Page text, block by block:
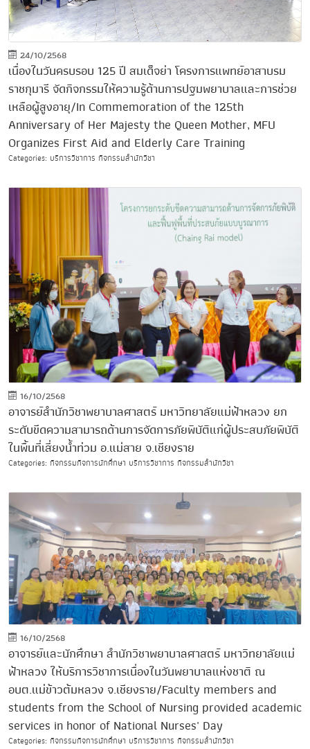
24/10/2568
เนื่องในวันครบรอบ 125 ปี สมเด็จย่า โครงการแพทย์อาสาบรม
ราชกุมารี จัดกิจกรรมให้ความรู้ด้านการปฐมพยาบาลและการช่วย
เหลือผู้สูงอายุ/In Commemoration of the 125th
Anniversary of Her Majesty the Queen Mother, MFU
Organizes First Aid and Elderly Care Training
Categories: บริการวิชาการ กิจกรรมสำนักวิชา
16/10/2568
อาจารย์สำนักวิชาพยาบาลศาสตร์ มหาวิทยาลัยแม่ฟ้าหลวง ยก
ระดับขีดความสามารถด้านการจัดการภัยพิบัติแก่ผู้ประสบภัยพิบัติ
ในพื้นที่เสี่ยงน้ำท่วม อ.แม่สาย จ.เชียงราย
Categories: กิจกรรมกิจการนักศึกษา บริการวิชาการ กิจกรรมสำนักวิชา
16/10/2568
อาจารย์และนักศึกษา สำนักวิชาพยาบาลศาสตร์ มหาวิทยาลัยแม่
ฟ้าหลวง ให้บริการวิชาการเนื่องในวันพยาบาลแห่งชาติ ณ
อบต.แม่ข้าวต้มหลวง จ.เชียงราย/Faculty members and
students from the School of Nursing provided academic
services in honor of National Nurses' Day
Categories: กิจกรรมกิจการนักศึกษา บริการวิชาการ กิจกรรมสำนักวิชา